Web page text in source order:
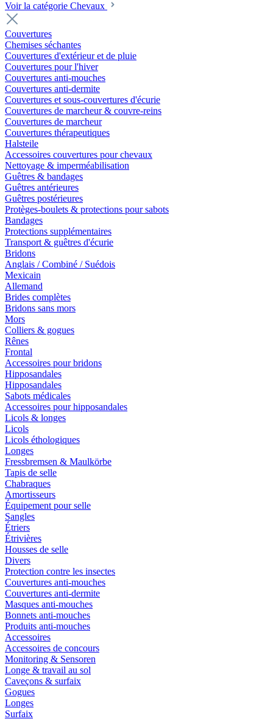
Voir la catégorie Chevaux
Couvertures
Chemises séchantes
Couvertures d'extérieur et de pluie
Couvertures pour l'hiver
Couvertures anti-mouches
Couvertures anti-dermite
Couvertures et sous-couvertures d'écurie
Couvertures de marcheur & couvre-reins
Couvertures de marcheur
Couvertures thérapeutiques
Halsteile
Accessoires couvertures pour chevaux
Nettoyage & imperméabilisation
Guêtres & bandages
Guêtres antérieures
Guêtres postérieures
Protèges-boulets & protections pour sabots
Bandages
Protections supplémentaires
Transport & guêtres d'écurie
Bridons
Anglais / Combiné / Suédois
Mexicain
Allemand
Brides complètes
Bridons sans mors
Mors
Colliers & gogues
Rênes
Frontal
Accessoires pour bridons
Hipposandales
Hipposandales
Sabots médicales
Accessoires pour hipposandales
Licols & longes
Licols
Licols éthologiques
Longes
Fressbremsen & Maulkörbe
Tapis de selle
Chabraques
Amortisseurs
Équipement pour selle
Sangles
Étriers
Étrivières
Housses de selle
Divers
Protection contre les insectes
Couvertures anti-mouches
Couvertures anti-dermite
Masques anti-mouches
Bonnets anti-mouches
Produits anti-mouches
Accessoires
Accessoires de concours
Monitoring & Sensoren
Longe & travail au sol
Caveçons & surfaix
Gogues
Longes
Surfaix